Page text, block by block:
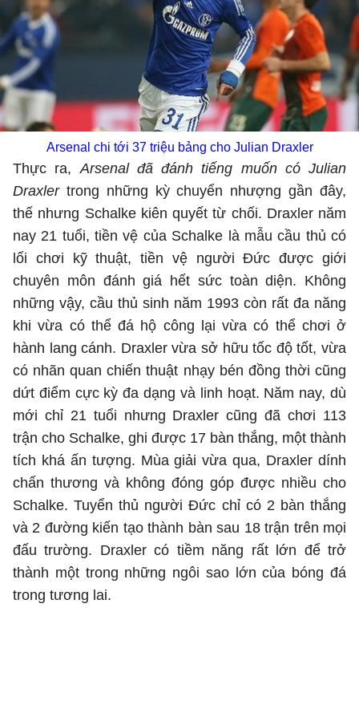
Arsenal chi tới 37 triệu bảng cho Julian Draxler
Thực ra,Arsenal đã đánh tiếng muốn có Julian
Draxlertrong những kỳ chuyển nhượng gần đây,
thế nhưng Schalke kiên quyết từ chối. Draxler năm
nay 21 tuổi, tiền vệ của Schalke là mẫu cầu thủ có
lối chơi kỹ thuật, tiền vệ người Đức được giới
chuyên môn đánh giá hết sức toàn diện. Không
những vậy, cầu thủ sinh năm 1993 còn rất đa năng
khi vừa có thể đá hộ công lại vừa có thể chơi ở
hành lang cánh. Draxler vừa sở hữu tốc độ tốt, vừa
có nhãn quan chiến thuật nhạy bén đồng thời cũng
dứt điểm cực kỳ đa dạng và linh hoạt. Năm nay, dù
mới chỉ 21 tuổi nhưng Draxler cũng đã chơi 113
trận cho Schalke, ghi được 17 bàn thắng, một thành
tích khá ấn tượng. Mùa giải vừa qua, Draxler dính
chấn thương và không đóng góp được nhiều cho
Schalke. Tuyển thủ người Đức chỉ có 2 bàn thắng
và 2 đường kiến tạo thành bàn sau 18 trận trên mọi
đấu trường. Draxler có tiềm năng rất lớn để trở
thành một trong những ngôi sao lớn của bóng đá
trong tương lai.